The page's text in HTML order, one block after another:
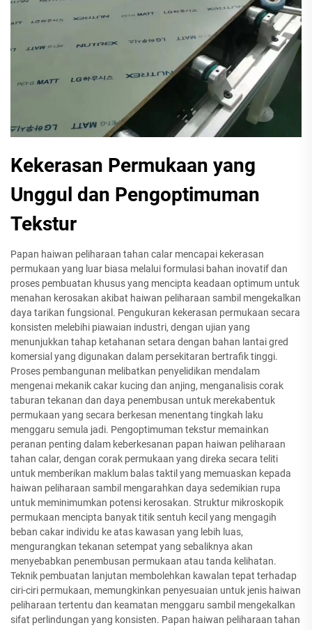
Kekerasan Permukaan yang
Unggul dan Pengoptimuman
Tekstur
Papan haiwan peliharaan tahan calar mencapai kekerasan
permukaan yang luar biasa melalui formulasi bahan inovatif dan
proses pembuatan khusus yang mencipta keadaan optimum untuk
menahan kerosakan akibat haiwan peliharaan sambil mengekalkan
daya tarikan fungsional. Pengukuran kekerasan permukaan secara
konsisten melebihi piawaian industri, dengan ujian yang
menunjukkan tahap ketahanan setara dengan bahan lantai gred
komersial yang digunakan dalam persekitaran bertrafik tinggi.
Proses pembangunan melibatkan penyelidikan mendalam
mengenai mekanik cakar kucing dan anjing, menganalisis corak
taburan tekanan dan daya penembusan untuk merekabentuk
permukaan yang secara berkesan menentang tingkah laku
menggaru semula jadi. Pengoptimuman tekstur memainkan
peranan penting dalam keberkesanan papan haiwan peliharaan
tahan calar, dengan corak permukaan yang direka secara teliti
untuk memberikan maklum balas taktil yang memuaskan kepada
haiwan peliharaan sambil mengarahkan daya sedemikian rupa
untuk meminimumkan potensi kerosakan. Struktur mikroskopik
permukaan mencipta banyak titik sentuh kecil yang mengagih
beban cakar individu ke atas kawasan yang lebih luas,
mengurangkan tekanan setempat yang sebaliknya akan
menyebabkan penembusan permukaan atau tanda kelihatan.
Teknik pembuatan lanjutan membolehkan kawalan tepat terhadap
ciri-ciri permukaan, memungkinkan penyesuaian untuk jenis haiwan
peliharaan tertentu dan keamatan menggaru sambil mengekalkan
sifat perlindungan yang konsisten. Papan haiwan peliharaan tahan